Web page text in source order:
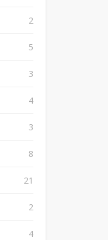
2
5
3
4
3
8
21
2
4